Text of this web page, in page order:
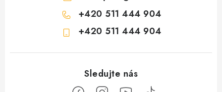
+420 511 444 904
+420 511 444 904